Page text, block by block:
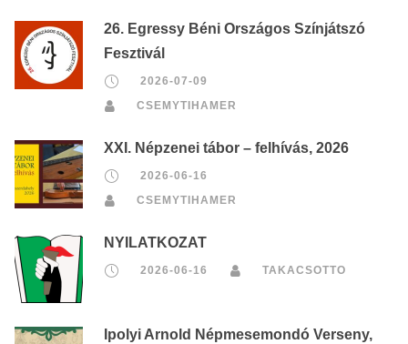
26. Egressy Béni Országos Színjátszó
Fesztivál
2026-07-09
CSEMYTIHAMER
XXI. Népzenei tábor – felhívás, 2026
2026-06-16
CSEMYTIHAMER
NYILATKOZAT
2026-06-16 TAKACSOTTO
Ipolyi Arnold Népmesemondó Verseny,